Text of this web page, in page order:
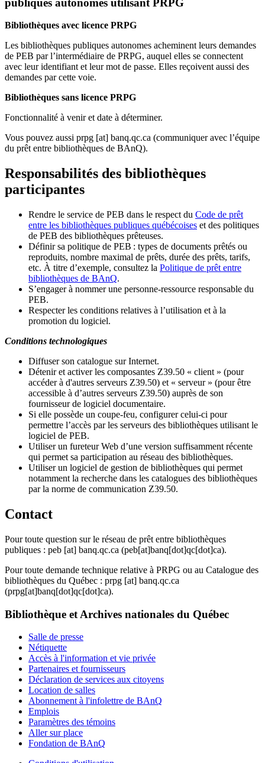
Bibliothèques avec licence PRPG
Les bibliothèques publiques autonomes acheminent leurs demandes
de PEB par l’intermédiaire de PRPG, auquel elles se connectent
avec leur identifiant et leur mot de passe. Elles reçoivent aussi des
demandes par cette voie.
Bibliothèques sans licence PRPG
Fonctionnalité à venir et date à déterminer.
Vous pouvez aussi prpg [at] banq.qc.ca (communiquer avec l’équipe
du prêt entre bibliothèques de BAnQ).
Responsabilités des bibliothèques
participantes
Rendre le service de PEB dans le respect du Code de prêt
entre les bibliothèques publiques québécoises et des politiques
de PEB des bibliothèques prêteuses.
Définir sa politique de PEB : types de documents prêtés ou
reproduits, nombre maximal de prêts, durée des prêts, tarifs,
etc. À titre d’exemple, consultez la Politique de prêt entre
bibliothèques de BAnQ.
S’engager à nommer une personne-ressource responsable du
PEB.
Respecter les conditions relatives à l’utilisation et à la
promotion du logiciel.
Conditions technologiques
Diffuser son catalogue sur Internet.
Détenir et activer les composantes Z39.50 « client » (pour
accéder à d'autres serveurs Z39.50) et « serveur » (pour être
accessible à d’autres serveurs Z39.50) auprès de son
fournisseur de logiciel documentaire.
Si elle possède un coupe-feu, configurer celui-ci pour
permettre l’accès par les serveurs des bibliothèques utilisant le
logiciel de PEB.
Utiliser un fureteur Web d’une version suffisamment récente
qui permet sa participation au réseau des bibliothèques.
Utiliser un logiciel de gestion de bibliothèques qui permet
notamment la recherche dans les catalogues des bibliothèques
par la norme de communication Z39.50.
Contact
Pour toute question sur le réseau de prêt entre bibliothèques
publiques : peb [at] banq.qc.ca (peb[at]banq[dot]qc[dot]ca).
Pour toute demande technique relative à PRPG ou au Catalogue des
bibliothèques du Québec : prpg [at] banq.qc.ca
(prpg[at]banq[dot]qc[dot]ca).
Bibliothèque et Archives nationales du Québec
Salle de presse
Nétiquette
Accès à l'information et vie privée
Partenaires et fournisseurs
Déclaration de services aux citoyens
Location de salles
Abonnement à l'infolettre de BAnQ
Emplois
Paramètres des témoins
Aller sur place
Fondation de BAnQ